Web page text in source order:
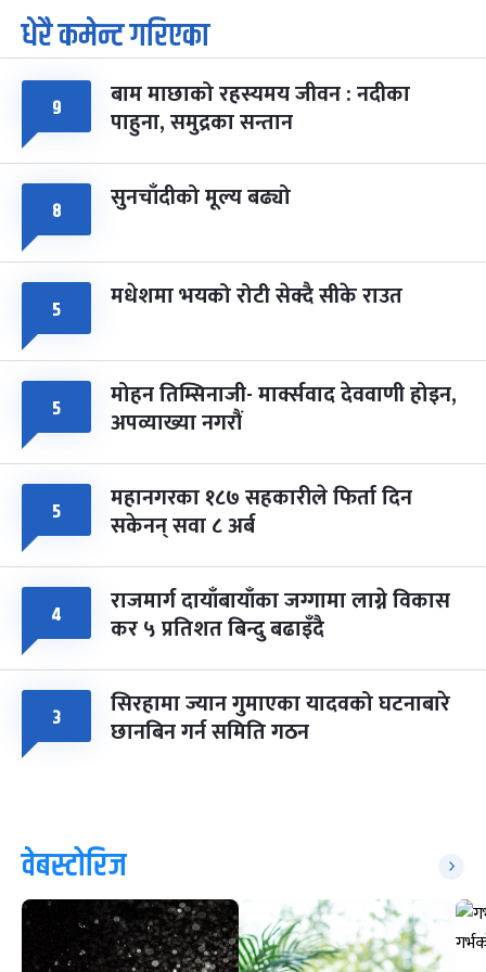
७
आइत
पूर्णिमा व्रत
चैत्र ७, २०८३-Mar 21, 2027
८ फागुपूर्णिमा
चैत्र ८, २०८३-Mar 22, 2027
७ महिना बाँकी
धेरै कमेन्ट गरिएका
९ बाम माछाको रहस्यमय जीवन : नदीका
पाहुना, समुद्रका सन्तान
८ सुनचाँदीको मूल्य बढ्यो
५ मधेशमा भयको रोटी सेक्दै सीके राउत
५ मोहन तिम्सिनाजी- मार्क्सवाद देववाणी होइन,
अपव्याख्या नगरौं
५ महानगरका १८७ सहकारीले फिर्ता दिन
सकेनन् सवा ८ अर्ब
४ राजमार्ग दायाँबायाँका जग्गामा लाग्ने विकास
कर ५ प्रतिशत बिन्दु बढाइँदै
३ सिरहामा ज्यान गुमाएका यादवको घटनाबारे
छानबिन गर्न समिति गठन
वेबस्टोरिज